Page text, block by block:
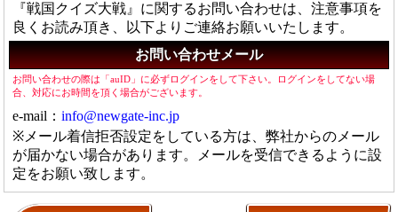
『戦国クイズ大戦』に関するお問い合わせは、注意事項を
良くお読み頂き、以下よりご連絡お願いいたします。
お問い合わせメール
お問い合わせの際は「auID」に必ずログインをして下さい。ログインをしてない場
合、対応にお時間を頂く場合がございます。
e-mail：info@newgate-inc.jp
※メール着信拒否設定をしている方は、弊社からのメール
が届かない場合があります。メールを受信できるように設
定をお願い致します。